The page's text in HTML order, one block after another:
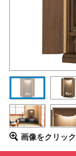
画像をクリッ